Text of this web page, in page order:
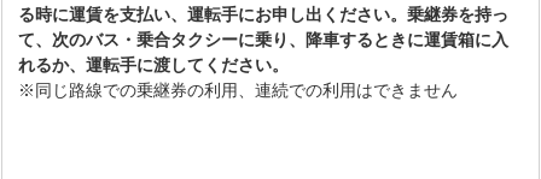
る時に運賃を支払い、運転手にお申し出ください。乗継券を持っ
て、次のバス・乗合タクシーに乗り、降車するときに運賃箱に入
れるか、運転手に渡してください。
※同じ路線での乗継券の利用、連続での利用はできません